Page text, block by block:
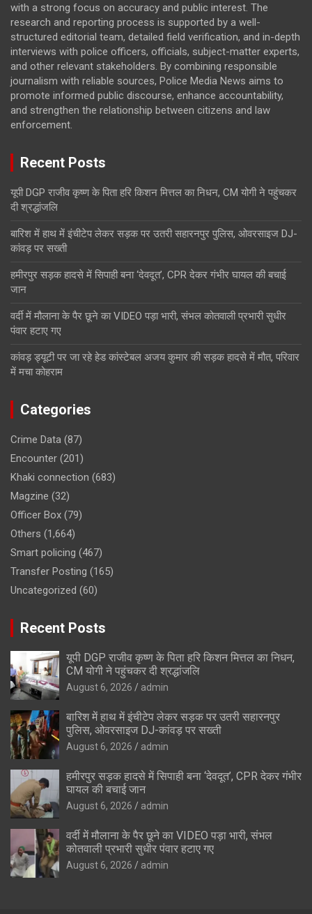
with a strong focus on accuracy and public interest. The
research and reporting process is supported by a well-
structured editorial team, detailed field verification, and in-depth
interviews with police officers, officials, subject-matter experts,
and other relevant stakeholders. By combining responsible
journalism with reliable sources, Police Media News aims to
promote informed public discourse, enhance accountability,
and strengthen the relationship between citizens and law
enforcement.
Recent Posts
यूपी DGP राजीव कृष्ण के पिता हरि किशन मित्तल का निधन, CM योगी ने पहुंचकर
दी श्रद्धांजलि
बारिश में हाथ में इंचीटेप लेकर सड़क पर उतरी सहारनपुर पुलिस, ओवरसाइज DJ-
कांवड़ पर सख्ती
हमीरपुर सड़क हादसे में सिपाही बना ‘देवदूत’, CPR देकर गंभीर घायल की बचाई
जान
वर्दी में मौलाना के पैर छूने का VIDEO पड़ा भारी, संभल कोतवाली प्रभारी सुधीर
पंवार हटाए गए
कांवड़ ड्यूटी पर जा रहे हेड कांस्टेबल अजय कुमार की सड़क हादसे में मौत, परिवार
में मचा कोहराम
Categories
Crime Data (87)
Encounter (201)
Khaki connection (683)
Magzine (32)
Officer Box (79)
Others (1,664)
Smart policing (467)
Transfer Posting (165)
Uncategorized (60)
Recent Posts
यूपी DGP राजीव कृष्ण के पिता हरि किशन मित्तल का निधन,
CM योगी ने पहुंचकर दी श्रद्धांजलि
August 6, 2026 admin
बारिश में हाथ में इंचीटेप लेकर सड़क पर उतरी सहारनपुर
पुलिस, ओवरसाइज DJ-कांवड़ पर सख्ती
August 6, 2026 admin
हमीरपुर सड़क हादसे में सिपाही बना ‘देवदूत’, CPR देकर गंभीर
घायल की बचाई जान
August 6, 2026 admin
वर्दी में मौलाना के पैर छूने का VIDEO पड़ा भारी, संभल
कोतवाली प्रभारी सुधीर पंवार हटाए गए
August 6, 2026 admin